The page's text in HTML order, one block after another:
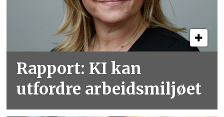
Rapport: KI kan
utfordre arbeidsmiljøet